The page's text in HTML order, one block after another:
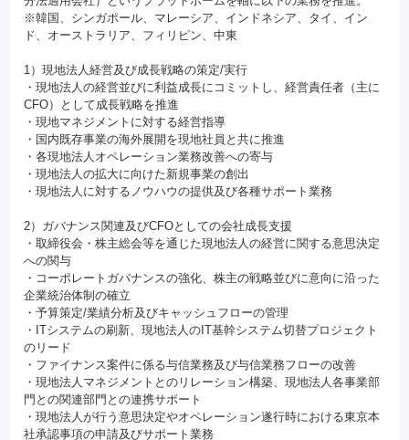
※韓国、シンガポール、マレーシア、インドネシア、タイ、イン
ド、オーストラリア、フィリピン、中東
1）現地法人経営及び成長戦略の策定/実行
・現地法人の経営並びに利益成長にコミットし、経営責任者（主に
CFO）として成長戦略を推進
・現地マネジメントに対する経営指導
・国内既存事業の海外展開を現地社員と共に推進
・各現地法人オペレーション業務改善への寄与
・現地法人の拡大に向けた新規事業の創出
・現地法人に対するノウハウの提供及び各種サポート業務
2）ガバナンス関連及びCFOとしての会社成長支援
・取締役会・株主総会等を通じた現地法人の経営に関する意思決定
への関与
・コーポレートガバナンスの強化、株主の戦略並びに意向に沿った
企業統治体制の確立
・予算策定/業績分析及びキャッシュフローの管理
・ITシステムの刷新、現地法人のIT基幹システム切替プロジェクト
のリード
・ファイナンス案件に係る与信業務及び与信業務フローの改善
・現地法人マネジメントとのリレーション構築、現地法人各事業部
門との関連部門との連携サポート
・現地法人が行う意思決定やオペレーション遂行時における東京本
社承認事項の申請及びサポート業務